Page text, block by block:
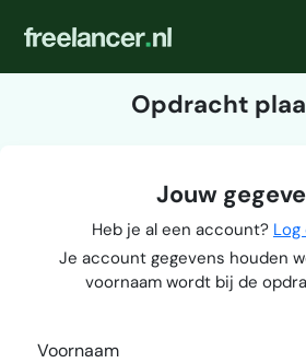
Opdracht
Jouw
Heb je al een account?
Je account gegevens houden
voornaam wordt bij de
Voornaam